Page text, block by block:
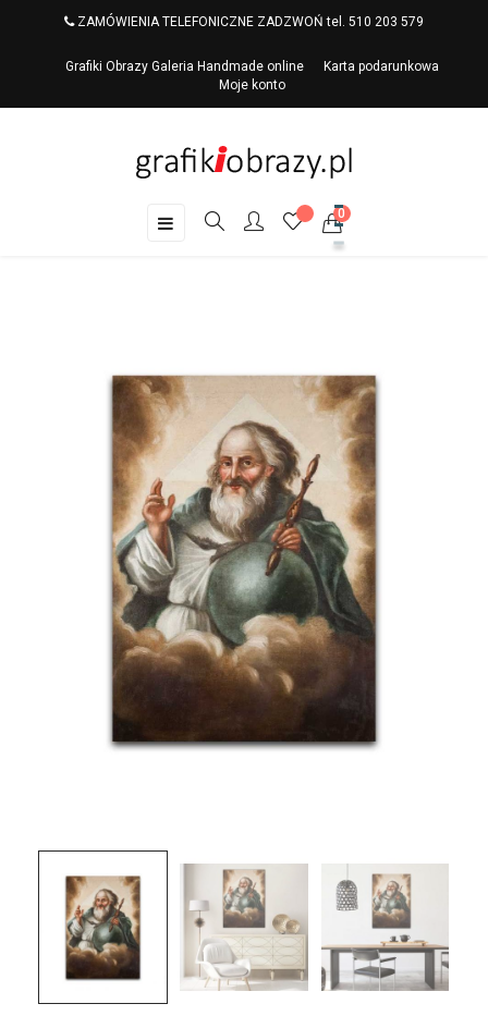
ZAMÓWIENIA TELEFONICZNE ZADZWOŃ tel. 510 203 579
Grafiki Obrazy Galeria Handmade online
Karta podarunkowa
Moje konto
Toggle
☰ 0